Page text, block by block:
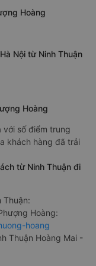
Hoàng
Nội từ Ninh Thuận
Hoàng
với số điểm trung
khách hàng đã trải
từ Ninh Thuận đi
Thuận:
Hoàng:
hoang
Thuận Hoàng Mai -